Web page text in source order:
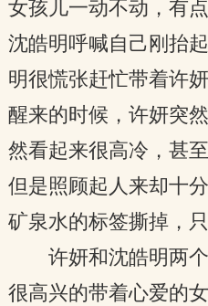
女孩儿一动不动，有
沈皓明呼喊自己刚抬
明很慌张赶忙带着许
醒来的时候，许妍突
然看起来很高冷，甚
但是照顾起人来却十
矿泉水的标签撕掉，
许妍和沈皓明两
很高兴的带着心爱的